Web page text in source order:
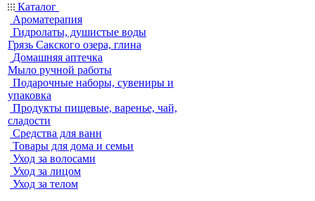
Каталог
Ароматерапия
Гидролаты, душистые воды
Грязь Сакского озера, глина
Домашняя аптечка
Мыло ручной работы
Подарочные наборы, сувениры и
упаковка
Продукты пищевые, варенье, чай,
сладости
Средства для ванн
Товары для дома и семьи
Уход за волосами
Уход за лицом
Уход за телом